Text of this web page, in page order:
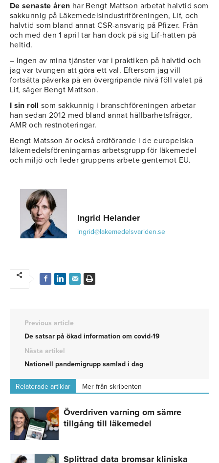
De senaste åren har Bengt Mattson arbetat halvtid som
sakkunnig på Läkemedelsindustriföreningen, Lif, och
halvtid som bland annat CSR-ansvarig på Pfizer. Från
och med den 1 april tar han dock på sig Lif-hatten på
heltid.
– Ingen av mina tjänster var i praktiken på halvtid och
jag var tvungen att göra ett val. Eftersom jag vill
fortsätta påverka på en övergripande nivå föll valet på
Lif, säger Bengt Mattson.
I sin roll som sakkunnig i branschföreningen arbetar
han sedan 2012 med bland annat hållbarhetsfrågor,
AMR och restnoteringar.
Bengt Matsson är också ordförande i de europeiska
läkemedelsföreningarnas arbetsgrupp för läkemedel
och miljö och leder gruppens arbete gentemot EU.
Ingrid Helander
ingrid@lakemedelsvarlden.se
Previous article
De satsar på ökad information om covid-19
Nästa artikel
Nationell pandemigrupp samlad i dag
Relaterade artiklar Mer från skribenten
Överdriven varning om sämre
tillgång till läkemedel
Splittrad data bromsar kliniska